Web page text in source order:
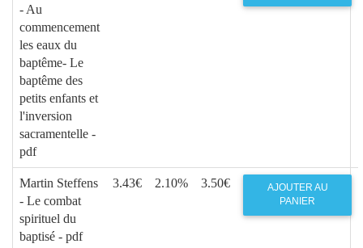
- Au
commencement
les eaux du
baptême- Le
baptême des
petits enfants et
l'inversion
sacramentelle -
pdf
Martin Steffens
- Le combat
spirituel du
baptisé - pdf
3.43€ 2.10% 3.50€
AJOUTER AU
PANIER